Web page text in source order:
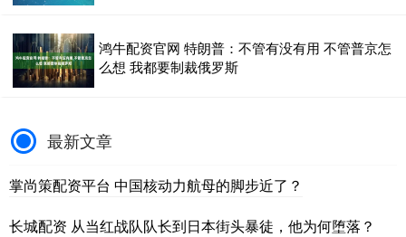
鸿牛配资官网 特朗普：不管有没有用 不管普京怎
么想 我都要制裁俄罗斯
最新文章
掌尚策配资平台 中国核动力航母的脚步近了？
长城配资 从当红战队队长到日本街头暴徒，他为何堕落？